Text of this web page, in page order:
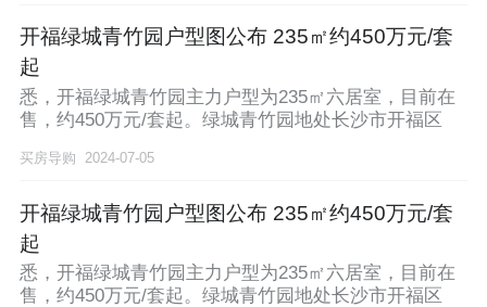
开福绿城青竹园户型图公布 235㎡约450万元/套
起
悉，开福绿城青竹园主力户型为235㎡六居室，目前在
售，约450万元/套起。绿城青竹园地处长沙市开福区
买房导购 2024-07-05
开福绿城青竹园户型图公布 235㎡约450万元/套
起
悉，开福绿城青竹园主力户型为235㎡六居室，目前在
售，约450万元/套起。绿城青竹园地处长沙市开福区